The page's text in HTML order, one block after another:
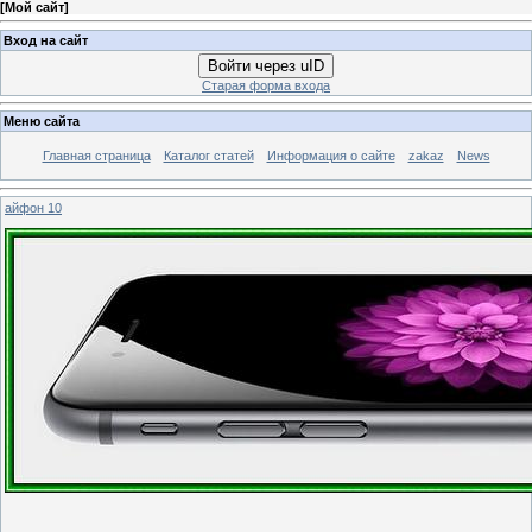
[Мой сайт]
Вход на сайт
Войти через uID
Старая форма входа
Меню сайта
Главная страница Каталог статей Информация о сайте zakaz News
айфон 10